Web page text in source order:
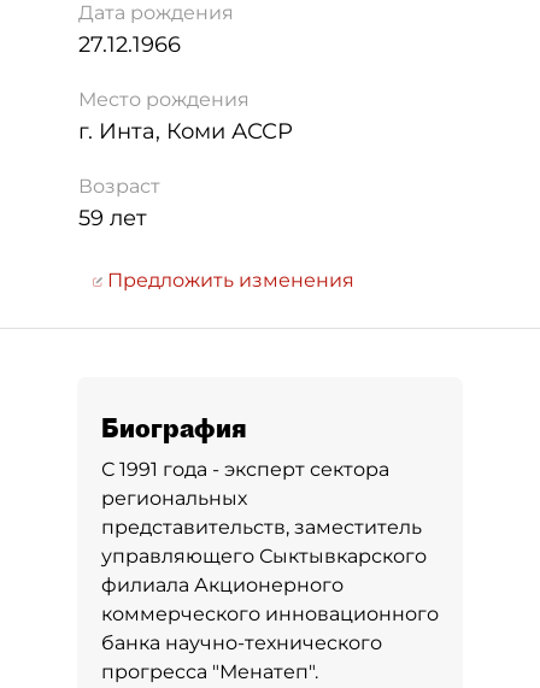
Дата рождения
27.12.1966
Место рождения
г. Инта, Коми АССР
Возраст
59 лет
Предложить изменения
Биография
С 1991 года - эксперт сектора
региональных
представительств, заместитель
управляющего Сыктывкарского
филиала Акционерного
коммерческого инновационного
банка научно-технического
прогресса "Менатеп".